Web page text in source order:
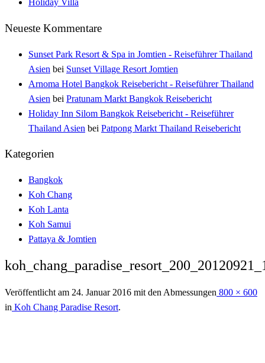
Holiday Villa
Neueste Kommentare
Sunset Park Resort & Spa in Jomtien - Reiseführer Thailand
Asien bei Sunset Village Resort Jomtien
Arnoma Hotel Bangkok Reisebericht - Reiseführer Thailand
Asien bei Pratunam Markt Bangkok Reisebericht
Holiday Inn Silom Bangkok Reisebericht - Reiseführer
Thailand Asien bei Patpong Markt Thailand Reisebericht
Kategorien
Bangkok
Koh Chang
Koh Lanta
Koh Samui
Pattaya & Jomtien
Veröffentlicht am 24. Januar 2016 mit den Abmessungen 800 × 600
in Koh Chang Paradise Resort.